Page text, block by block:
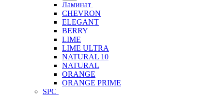
Ламинат
CHEVRON
ELEGANT
BERRY
LIME
LIME ULTRA
NATURAL 10
NATURAL
ORANGE
ORANGE PRIME
SPC